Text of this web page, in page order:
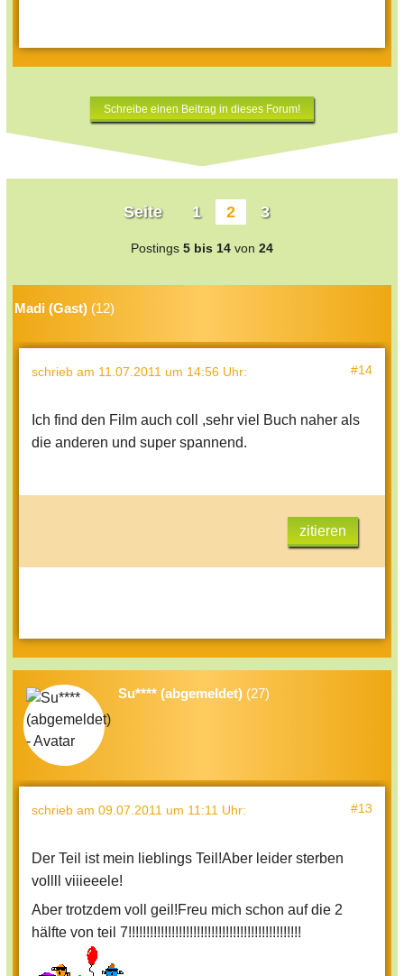
Schreibe einen Beitrag in dieses Forum!
Seite 1 2 3
Postings 5 bis 14 von 24
Madi (Gast) (12)
schrieb am 11.07.2011 um 14:56 Uhr: #14
Ich find den Film auch coll ,sehr viel Buch naher als
die anderen und super spannend.
zitieren
Su**** (abgemeldet) (27)
schrieb am 09.07.2011 um 11:11 Uhr: #13
Der Teil ist mein lieblings Teil!Aber leider sterben
vollll viiieeele!
Aber trotzdem voll geil!Freu mich schon auf die 2
hälfte von teil 7!!!!!!!!!!!!!!!!!!!!!!!!!!!!!!!!!!!!!!!!!!!!!!!!